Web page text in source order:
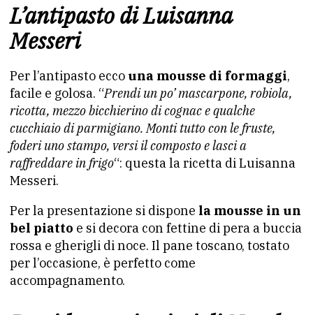
L’antipasto di Luisanna
Messeri
Per l’antipasto ecco una mousse di formaggi,
facile e golosa. “Prendi un po’ mascarpone, robiola,
ricotta, mezzo bicchierino di cognac e qualche
cucchiaio di parmigiano. Monti tutto con le fruste,
foderi uno stampo, versi il composto e lasci a
raffreddare in frigo“: questa la ricetta di Luisanna
Messeri.
Per la presentazione si dispone la mousse in un
bel piatto e si decora con fettine di pera a buccia
rossa e gherigli di noce. Il pane toscano, tostato
per l’occasione, è perfetto come
accompagnamento.